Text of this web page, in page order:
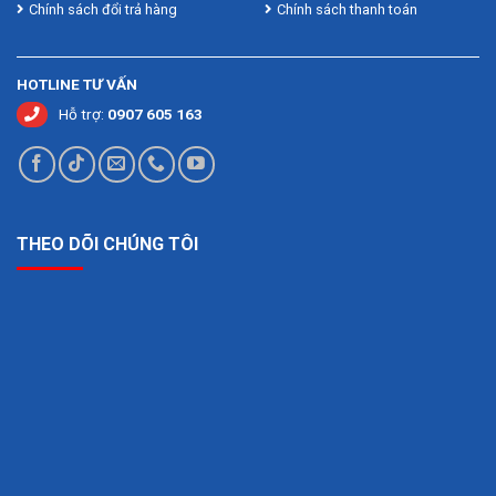
Chính sách đổi trả hàng
Chính sách thanh toán
HOTLINE TƯ VẤN
Hỗ trợ: 0907 605 163
THEO DÕI CHÚNG TÔI